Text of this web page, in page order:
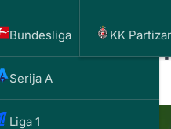
Bundesliga
Serija A
Liga 1
KK
Alkaras